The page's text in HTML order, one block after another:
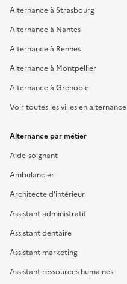
Alternance à Strasbourg
Alternance à Nantes
Alternance à Rennes
Alternance à Montpellier
Alternance à Grenoble
Voir toutes les villes en alternance
Alternance par métier
Aide-soignant
Ambulancier
Architecte d'intérieur
Assistant administratif
Assistant dentaire
Assistant marketing
Assistant ressources humaines